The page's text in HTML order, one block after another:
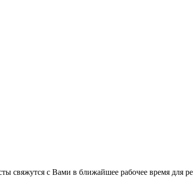
свяжутся с Вами в ближайшее рабочее время для